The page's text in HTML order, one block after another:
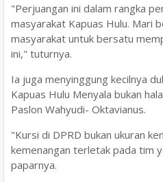
"Perjuangan ini dalam rangka
masyarakat Kapuas Hulu. Mari
masyarakat untuk bersatu
ini," tuturnya.
Ia juga menyinggung kecilnya
Kapuas Hulu Menyala bukan
Paslon Wahyudi- Oktavianus.
"Kursi di DPRD bukan ukuran
kemenangan terletak pada tim
paparnya.